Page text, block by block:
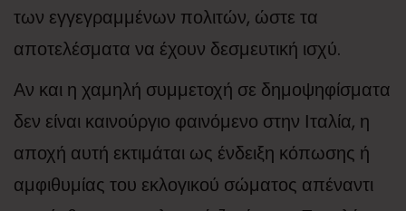
των εγγεγραμμένων πολιτών, ώστε τα
αποτελέσματα να έχουν δεσμευτική ισχύ.
Αν και η χαμηλή συμμετοχή σε δημοψηφίσματα
δεν είναι καινούργιο φαινόμενο στην Ιταλία, η
αποχή αυτή εκτιμάται ως ένδειξη κόπωσης ή
αμφιθυμίας του εκλογικού σώματος απέναντι